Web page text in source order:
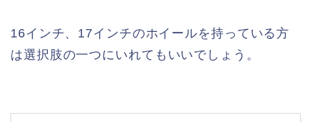
16インチ、17インチのホイールを持っている方
は選択肢の一つにいれてもいいでしょう。